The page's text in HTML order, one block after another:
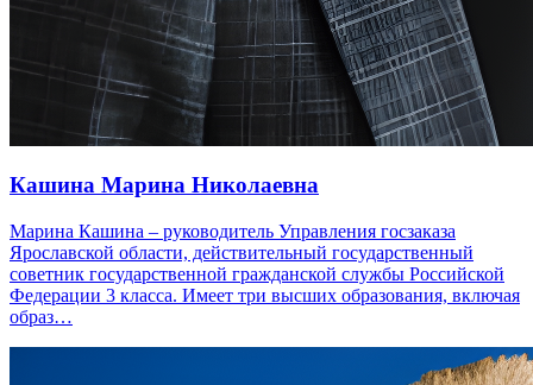
Кашина Марина Николаевна
Марина Кашина – руководитель Управления госзаказа
Ярославской области, действительный государственный
советник государственной гражданской службы Российской
Федерации 3 класса. Имеет три высших образования, включая
образ…